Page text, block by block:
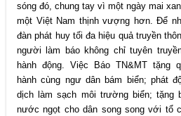
sóng đó, chung tay vì một ngày mai
một Việt Nam thịnh vượng hơn. Để
đàn phát huy tối đa hiệu quả truyền
người làm báo không chỉ tuyên
hành động. Việc Báo TN&MT tặng
hành cùng ngư dân bám biển; phát
dịch làm sạch môi trường biển; tặng
nước ngọt cho dân song song với tổ